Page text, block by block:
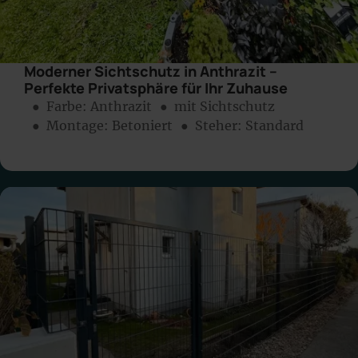
Moderner Sichtschutz in Anthrazit –
Perfekte Privatsphäre für Ihr Zuhause
● Farbe: Anthrazit
● mit Sichtschutz
● Montage: Betoniert ● Steher: Standard